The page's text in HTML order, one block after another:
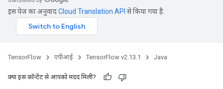
इस पेज का अनुवादCloud Translation API से किया गया है.
TensorFlow एपीआई TensorFlow v2.13.1 Java
क्या इस कॉन्टेंट से आपको मदद मिली?